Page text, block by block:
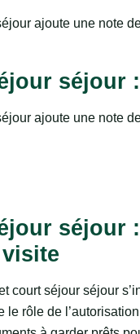
ajoute une note
séjour
ajoute une note
séjour :
court séjour séjour
le rôle de